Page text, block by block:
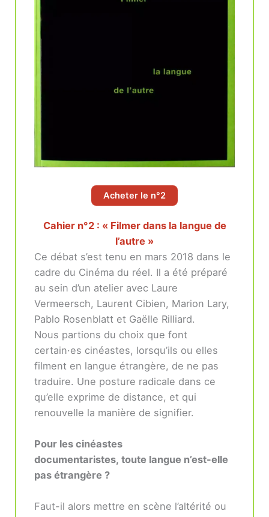
Acheter le n°2
Cahier n°2 : « Filmer dans la langue de
l’autre »
Ce débat s’est tenu en mars 2018 dans le
cadre du Cinéma du réel. Il a été préparé
au sein d’un atelier avec Laure
Vermeersch, Laurent Cibien, Marion Lary,
Pablo Rosenblatt et Gaëlle Rilliard.
Nous partions du choix que font
certain·es cinéastes, lorsqu’ils ou elles
filment en langue étrangère, de ne pas
traduire. Une posture radicale dans ce
qu’elle exprime de distance, et qui
renouvelle la manière de signifier.
Pour les cinéastes
documentaristes, toute langue n’est-elle
pas étrangère ?
Faut-il alors mettre en scène l’altérité ou